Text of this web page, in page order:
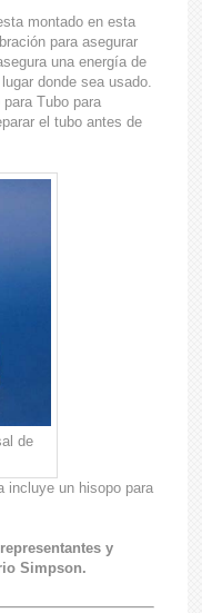
montado en esta
para asegurar
una energía de
donde sea usado.
Tubo para
el tubo antes de
de
incluye un hisopo para
y
Simpson.